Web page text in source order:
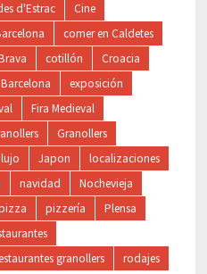
d'Estrac
Cine
comer en Caldetes
cotillón
Croacia
exposición
Fira Medieval
Granollers
Japon
localizaciones
navidad
Nochevieja
pizzería
Plensa
granollers
rodajes